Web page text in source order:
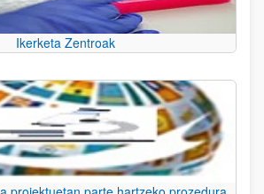
Ikerketa Zentroak